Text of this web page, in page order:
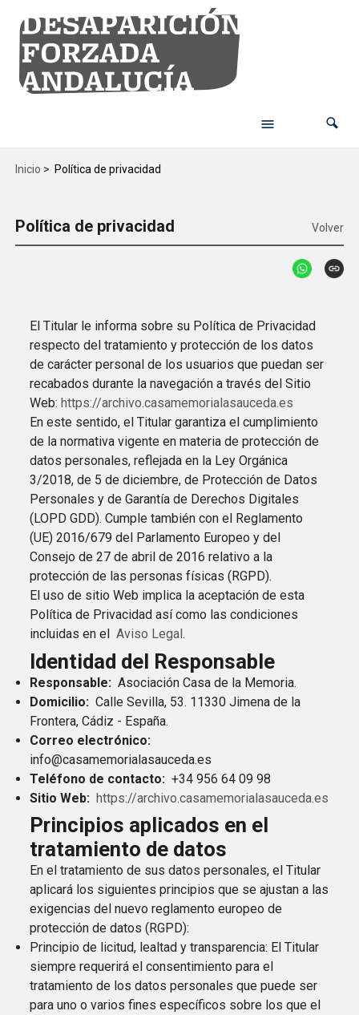
Inicio > Política de privacidad
Política de privacidad Volver
El Titular le informa sobre su Política de Privacidad
respecto del tratamiento y protección de los datos
de carácter personal de los usuarios que puedan ser
recabados durante la navegación a través del Sitio
Web: https://archivo.casamemorialasauceda.es
En este sentido, el Titular garantiza el cumplimiento
de la normativa vigente en materia de protección de
datos personales, reflejada en la Ley Orgánica
3/2018, de 5 de diciembre, de Protección de Datos
Personales y de Garantía de Derechos Digitales
(LOPD GDD). Cumple también con el Reglamento
(UE) 2016/679 del Parlamento Europeo y del
Consejo de 27 de abril de 2016 relativo a la
protección de las personas físicas (RGPD).
El uso de sitio Web implica la aceptación de esta
Política de Privacidad así como las condiciones
incluidas en elAviso Legal.
Identidad del Responsable
Responsable: Asociación Casa de la Memoria.
Domicilio: Calle Sevilla, 53. 11330 Jimena de la
Frontera, Cádiz - España.
Correo electrónico:
info@casamemorialasauceda.es
Teléfono de contacto: +34 956 64 09 98
Sitio Web: https://archivo.casamemorialasauceda.es
Principios aplicados en el
tratamiento de datos
En el tratamiento de sus datos personales, el Titular
aplicará los siguientes principios que se ajustan a las
exigencias del nuevo reglamento europeo de
protección de datos (RGPD):
Principio de licitud, lealtad y transparencia: El Titular
siempre requerirá el consentimiento para el
tratamiento de los datos personales que puede ser
para uno o varios fines específicos sobre los que el